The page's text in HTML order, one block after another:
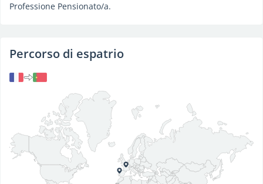
Professione Pensionato/a.
Percorso di espatrio